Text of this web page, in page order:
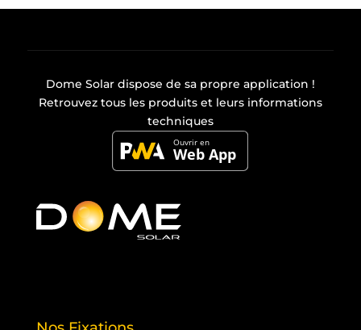
Dome Solar dispose de sa propre application !
Retrouvez tous les produits et leurs informations
techniques